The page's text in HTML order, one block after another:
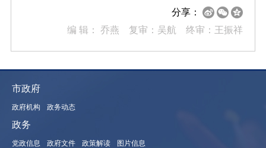
分享：
编 辑：乔燕 复审：吴航 终审：王振祥
市政府
政府机构 政务动态
政务
党政信息 政府文件 政策解读 图片信息